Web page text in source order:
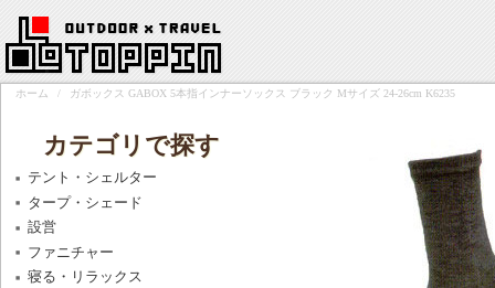
ホーム / ガボックス GABOX 5本指インナーソックス ブラック Mサイズ 24-26cm K6235
カテゴリで探す
テント・シェルター
タープ・シェード
設営
ファニチャー
寝る・リラックス